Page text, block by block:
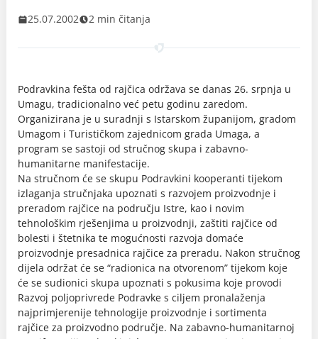
25.07.2002 2 min čitanja
Podravkina fešta od rajčica održava se danas 26. srpnja u
Umagu, tradicionalno već petu godinu zaredom.
Organizirana je u suradnji s Istarskom županijom, gradom
Umagom i Turističkom zajednicom grada Umaga, a
program se sastoji od stručnog skupa i zabavno-
humanitarne manifestacije.
Na stručnom će se skupu Podravkini kooperanti tijekom
izlaganja stručnjaka upoznati s razvojem proizvodnje i
preradom rajčice na području Istre, kao i novim
tehnološkim rješenjima u proizvodnji, zaštiti rajčice od
bolesti i štetnika te mogućnosti razvoja domaće
proizvodnje presadnica rajčice za preradu. Nakon stručnog
dijela održat će se “radionica na otvorenom” tijekom koje
će se sudionici skupa upoznati s pokusima koje provodi
Razvoj poljoprivrede Podravke s ciljem pronalaženja
najprimjerenije tehnologije proizvodnje i sortimenta
rajčice za proizvodno područje. Na zabavno-humanitarnoj